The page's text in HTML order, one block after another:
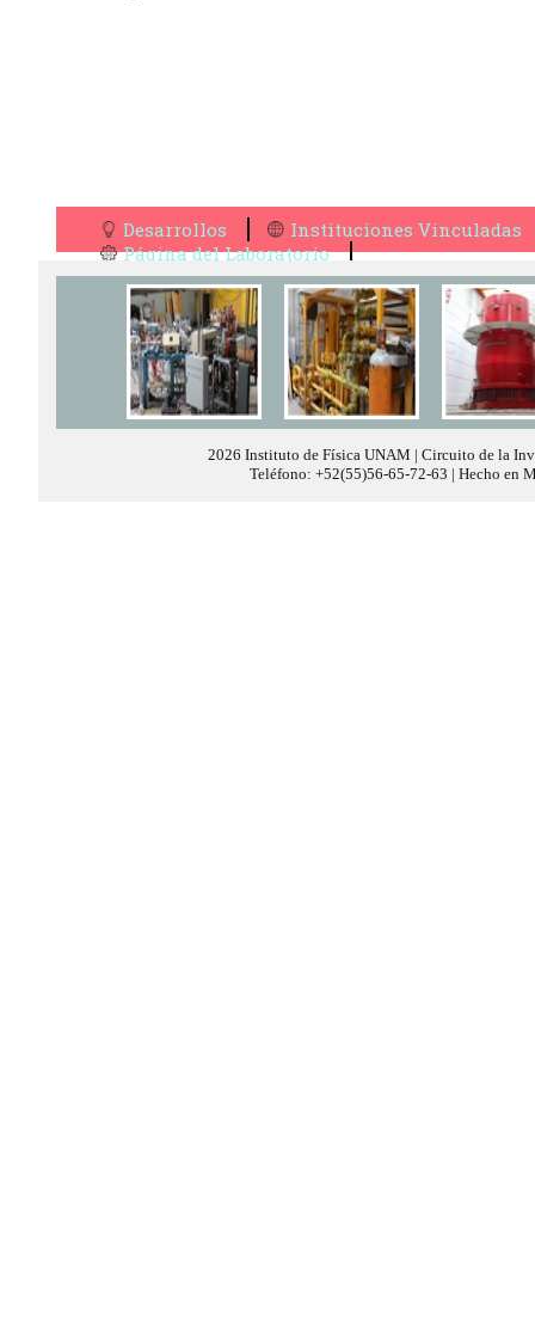
Desarrollos
Instituciones Vinculadas
Página del Laboratorio
2026 Instituto de Física UNAM | Circuito de la
Teléfono: +52(55)56-65-72-63 | Hecho en